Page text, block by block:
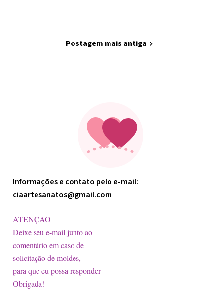
Informações e contato pelo e-mail:
ciaartesanatos@gmail.com
ATENÇÃO
Deixe seu e-mail junto ao
comentário em caso de
solicitação de moldes,
para que eu possa responder
Obrigada!
Postagem mais antiga chevron_right